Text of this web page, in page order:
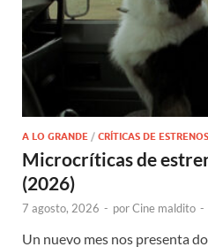
A LO GRANDE / CRÍTICAS DE ESTRENOS
Microcríticas de
(2026)
7 agosto, 2026 - porCine maldito -
Un nuevo mes nos presenta